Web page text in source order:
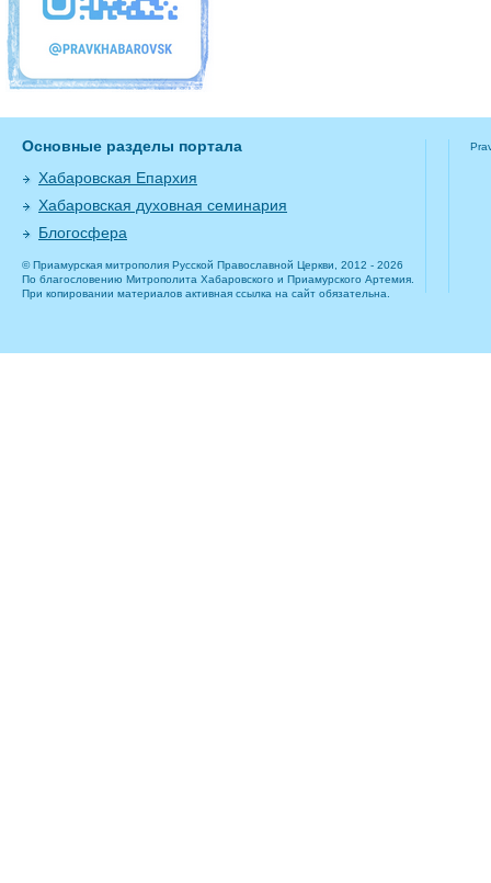
Основные разделы портала
Хабаровская Епархия
Хабаровская духовная семинария
Блогосфера
© Приамурская митрополия Русской Православной Церкви, 2012 - 2026
По благословению Митрополита Хабаровского и Приамурского Артемия.
При копировании материалов активная ссылка на сайт обязательна.